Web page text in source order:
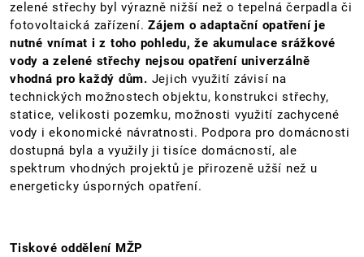
zelené střechy byl výrazně nižší než o tepelná čerpadla či
fotovoltaická zařízení. Zájem o adaptační opatření je
nutné vnímat i z toho pohledu, že akumulace srážkové
vody a zelené střechy nejsou opatření univerzálně
vhodná pro každý dům. Jejich využití závisí na
technických možnostech objektu, konstrukci střechy,
statice, velikosti pozemku, možnosti využití zachycené
vody i ekonomické návratnosti. Podpora pro domácnosti
dostupná byla a využily ji tisíce domácností, ale
spektrum vhodných projektů je přirozeně užší než u
energeticky úsporných opatření.
Tiskové oddělení MŽP